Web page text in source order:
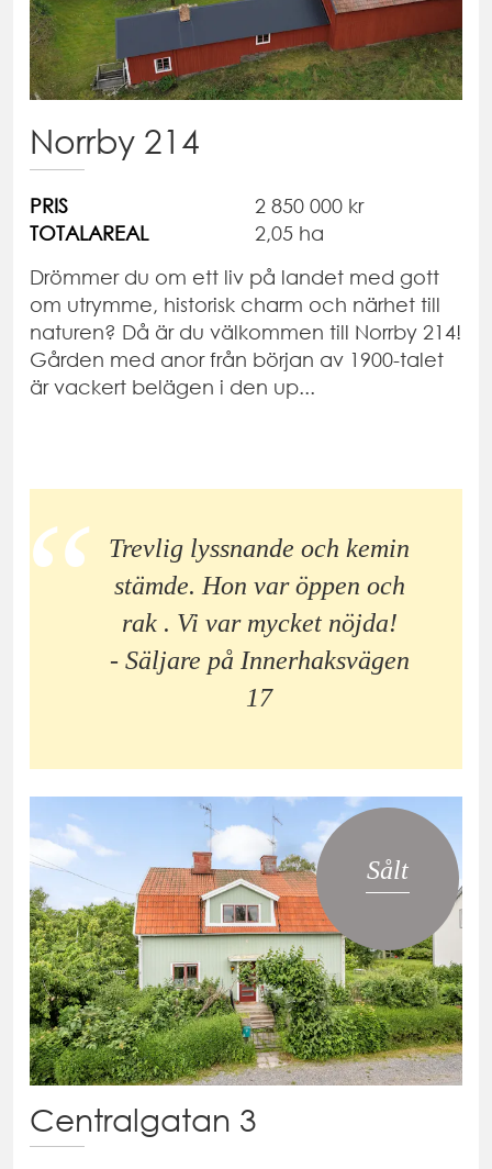
Norrby 214
PRIS
2 850 000 kr
TOTALAREAL
2,05 ha
Drömmer du om ett liv på landet med gott
om utrymme, historisk charm och närhet till
naturen? Då är du välkommen till Norrby 214!
Gården med anor från början av 1900-talet
är vackert belägen i den up...
Trevlig lyssnande och kemin
stämde. Hon var öppen och
rak . Vi var mycket nöjda!
- Säljare på Innerhaksvägen
17
Sålt
Centralgatan 3